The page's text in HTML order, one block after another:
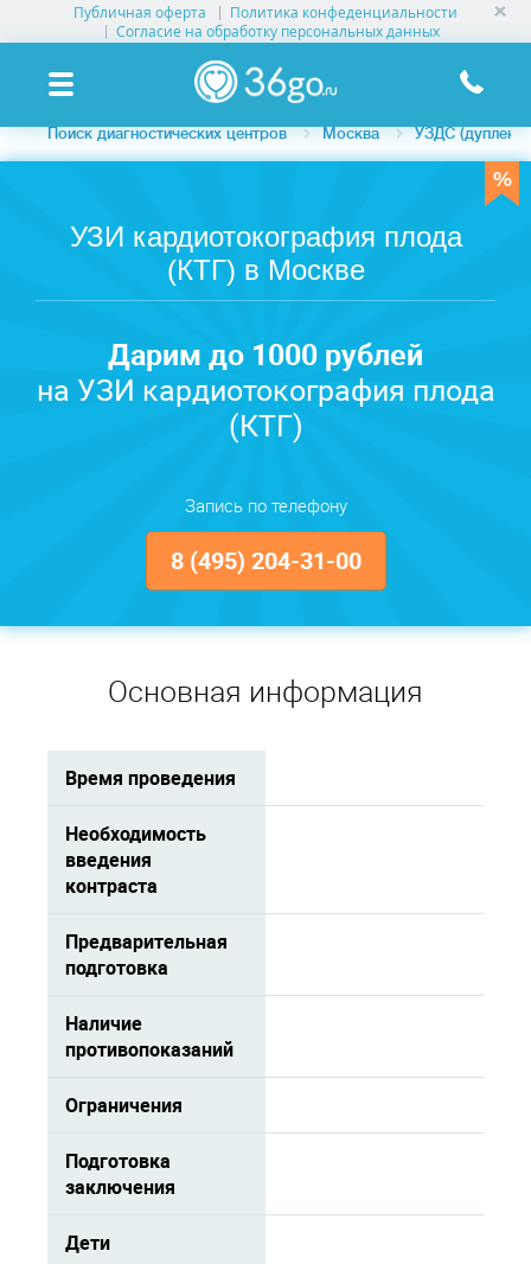
Публичная оферта
Политика конфеденциальности
Согласие на обработку персональных данных
УСЛУГИ КЛИНИК
КЛИНИКИ НА КАРТЕ
ПАМЯТКА ПАЦИЕНТУ
Поиск диагностических центров Москва УЗДС
УЗИ кардиотокография плода
(КТГ) в Москве
Дарим до 1000 рублей
на УЗИ кардиотокография плода
(КТГ)
Запись по телефону
8 (495) 204-31-00
Основная информация
Время проведения
Необходимость
введения
контраста
Предварительная
подготовка
Наличие
противопоказаний
Ограничения
Подготовка
заключения
Дети